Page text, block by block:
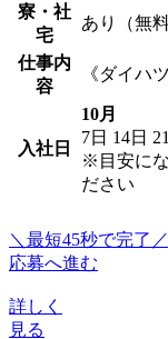
寮・社
宅
あり（無料
仕事内
容
《ダイハ
入社日
10月
7日 14日
※目安に
ださい
＼最短45秒で完了／
応募へ進む
詳しく
見る